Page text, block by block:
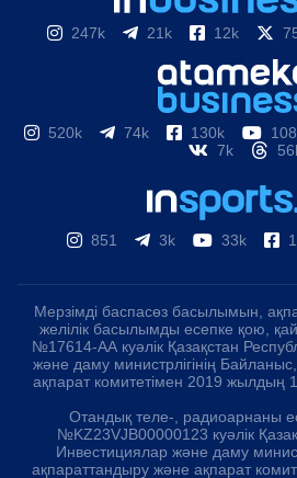
247k 21k 12k
520k 74k 130k
7k
851 3k 33k
Мерзімді баспасөз басылымын,
желілік басылымды есепке қою,
№17614-АА куәлік Қазақстан
және даму министрлігінің
ақпарат комитетімен 2019 жылдың
Отандық теле-, радиоарнаны
№KZ23VJB00000123 куәлік
Инвестициялар және даму
ақпараттандыру және ақпарат